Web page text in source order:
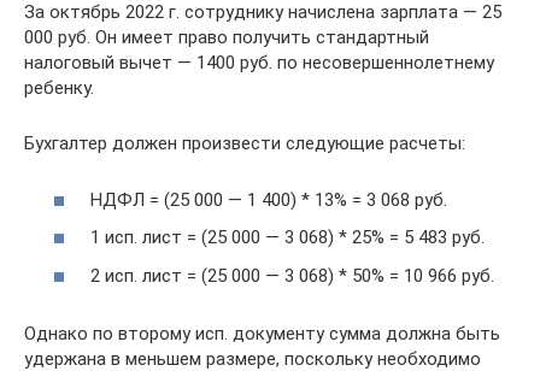
За октябрь 2022 г. сотруднику начислена зарплата — 25
000 руб. Он имеет право получить стандартный
налоговый вычет — 1400 руб. по несовершеннолетнему
ребенку.
Бухгалтер должен произвести следующие расчеты:
НДФЛ = (25 000 — 1 400) * 13% = 3 068 руб.
1 исп. лист = (25 000 — 3 068) * 25% = 5 483 руб.
2 исп. лист = (25 000 — 3 068) * 50% = 10 966 руб.
Однако по второму исп. документу сумма должна быть
удержана в меньшем размере, поскольку необходимо